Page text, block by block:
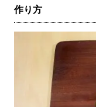
作り方